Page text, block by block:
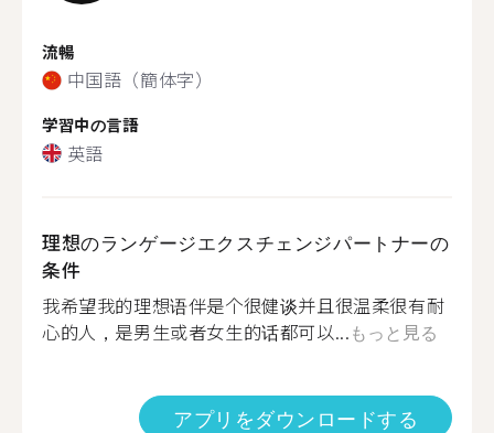
流暢
中国語（簡体字）
学習中の言語
英語
理想のランゲージエクスチェンジパートナーの
条件
我希望我的理想语伴是个很健谈并且很温柔很有耐
心的人，是男生或者女生的话都可以...もっと見る
アプリをダウンロードする